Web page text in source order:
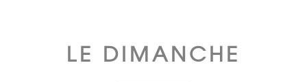
LE DIMANCHE